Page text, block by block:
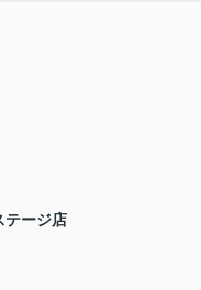
テージ店